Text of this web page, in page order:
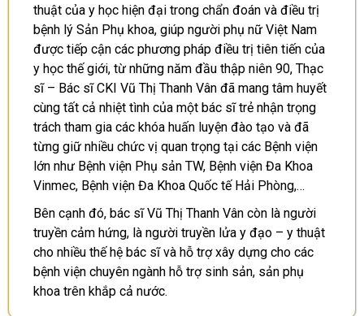
thuật của y học hiện đại trong chẩn đoán và điều trị
bệnh lý Sản Phụ khoa, giúp người phụ nữ Việt Nam
được tiếp cận các phương pháp điều trị tiên tiến của
y học thế giới, từ những năm đầu thập niên 90, Thạc
sĩ – Bác sĩ CKI Vũ Thị Thanh Vân đã mang tâm huyết
cùng tất cả nhiệt tình của một bác sĩ trẻ nhận trọng
trách tham gia các khóa huấn luyện đào tạo và đã
từng giữ nhiều chức vị quan trọng tại các Bệnh viện
lớn như Bệnh viện Phụ sản TW, Bệnh viện Đa Khoa
Vinmec, Bệnh viện Đa Khoa Quốc tế Hải Phòng,…
Bên cạnh đó, bác sĩ Vũ Thị Thanh Vân còn là người
truyền cảm hứng, là người truyền lửa y đạo – y thuật
cho nhiều thế hệ bác sĩ và hỗ trợ xây dựng cho các
bệnh viện chuyên ngành hỗ trợ sinh sản, sản phụ
khoa trên khắp cả nước.